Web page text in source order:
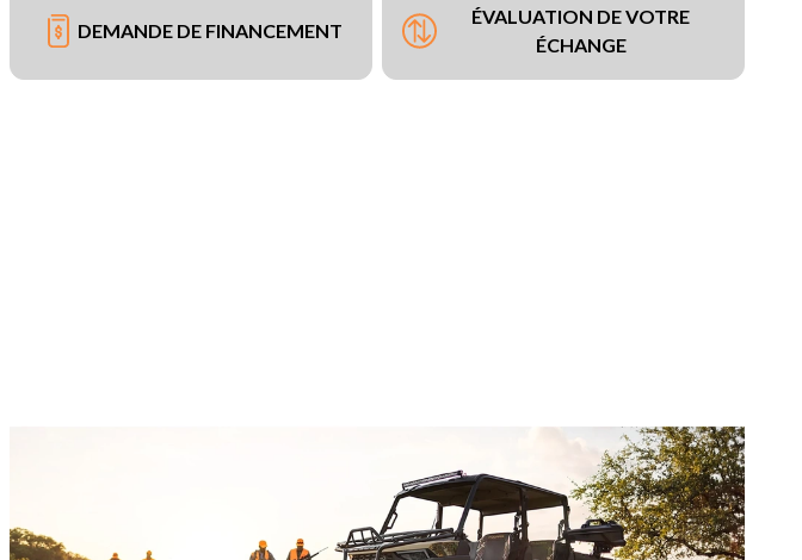
DEMANDE DE FINANCEMENT
ÉVALUATION DE VOTRE
ÉCHANGE